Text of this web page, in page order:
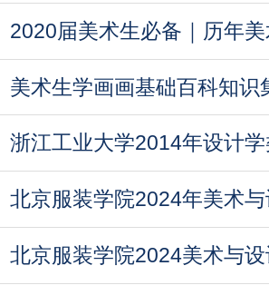
美术生学画画基础百科知识